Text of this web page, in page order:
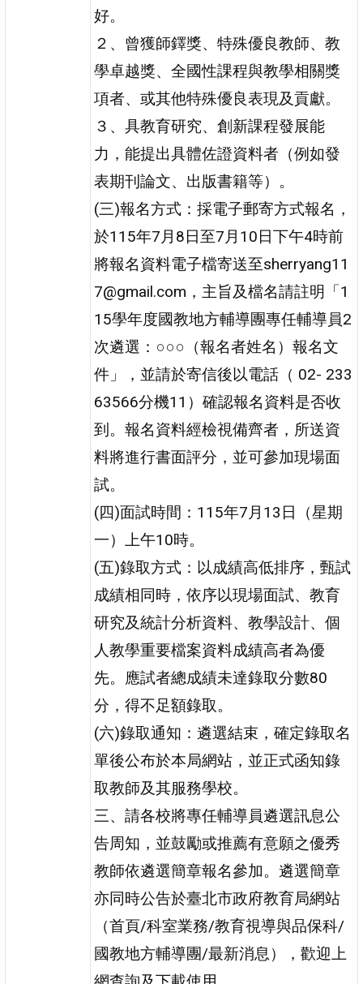
好。
２、曾獲師鐸獎、特殊優良教師、教
學卓越獎、全國性課程與教學相關獎
項者、或其他特殊優良表現及貢獻。
３、具教育研究、創新課程發展能
力，能提出具體佐證資料者（例如發
表期刊論文、出版書籍等）。
(三)報名方式：採電子郵寄方式報名，
於115年7月8日至7月10日下午4時前
將報名資料電子檔寄送至sherryang11
7@gmail.com，主旨及檔名請註明「1
15學年度國教地方輔導團專任輔導員2
次遴選：○○○（報名者姓名）報名文
件」，並請於寄信後以電話（ 02- 233
63566分機11）確認報名資料是否收
到。報名資料經檢視備齊者，所送資
料將進行書面評分，並可參加現場面
試。
(四)面試時間：115年7月13日（星期
一）上午10時。
(五)錄取方式：以成績高低排序，甄試
成績相同時，依序以現場面試、教育
研究及統計分析資料、教學設計、個
人教學重要檔案資料成績高者為優
先。應試者總成績未達錄取分數80
分，得不足額錄取。
(六)錄取通知：遴選結束，確定錄取名
單後公布於本局網站，並正式函知錄
取教師及其服務學校。
三、請各校將專任輔導員遴選訊息公
告周知，並鼓勵或推薦有意願之優秀
教師依遴選簡章報名參加。遴選簡章
亦同時公告於臺北市政府教育局網站
（首頁/科室業務/教育視導與品保科/
國教地方輔導團/最新消息），歡迎上